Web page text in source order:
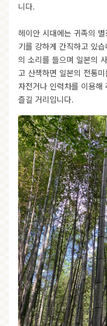
니다.
헤이안 시대에는 귀족의
기를 강하게 간직하고 있
의 소리를 들으며 일본의
고 산책하면 일본의 전통
자전거나 인력차를 이용
즐길 거리입니다.